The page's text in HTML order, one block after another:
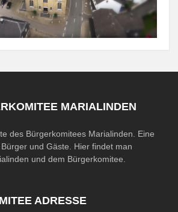
MARIALINDEN
des Bürgerkomitees Marialinden. Eine
und Gäste. Hier findet man
und dem Bürgerkomitee.
ADRESSE